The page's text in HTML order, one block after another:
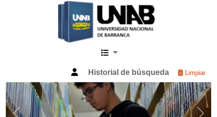
Catalogo Web UNAB
Historial de búsqueda Limpiar